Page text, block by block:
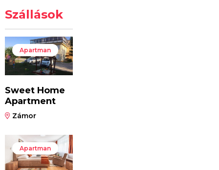
Szállások
Apartman
Sweet Home
Apartment
Zámor
Apartman